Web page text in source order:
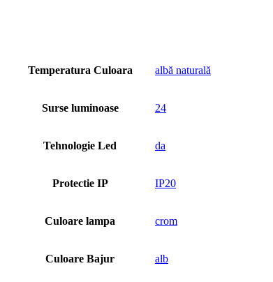
Temperatura Culoara albă naturală
Surse luminoase 24
Tehnologie Led da
Protectie IP IP20
Culoare lampa crom
Culoare Bajur alb